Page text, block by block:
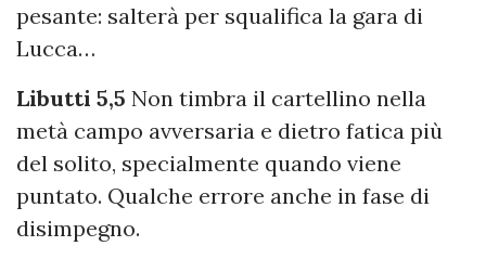
pesante: salterà per squalifica la gara di
Lucca…
Libutti 5,5 Non timbra il cartellino nella
metà campo avversaria e dietro fatica più
del solito, specialmente quando viene
puntato. Qualche errore anche in fase di
disimpegno.